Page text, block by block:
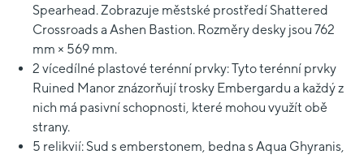
Spearhead. Zobrazuje městské prostředí Shattered
Crossroads a Ashen Bastion. Rozměry desky jsou 762
mm × 569 mm.
2 vícedílné plastové terénní prvky: Tyto terénní prvky
Ruined Manor znázorňují trosky Embergardu a každý z
nich má pasivní schopnosti, které mohou využít obě
strany.
5 relikvií: Sud s emberstonem, bedna s Aqua Ghyranis,